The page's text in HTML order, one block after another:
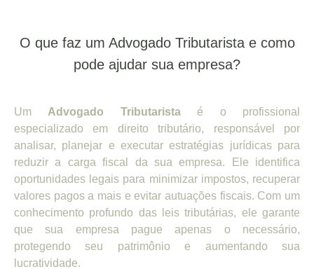
O que faz um Advogado Tributarista e como
pode ajudar sua empresa?
Um Advogado Tributaristaé o profissional
especializado em direito tributário, responsável por
analisar, planejar e executar estratégias jurídicas para
reduzir a carga fiscal da sua empresa. Ele identifica
oportunidades legais para minimizar impostos, recuperar
valores pagos a mais e evitar autuações fiscais. Com um
conhecimento profundo das leis tributárias, ele garante
que sua empresa pague apenas o necessário,
protegendo seu patrimônio e aumentando sua
lucratividade.